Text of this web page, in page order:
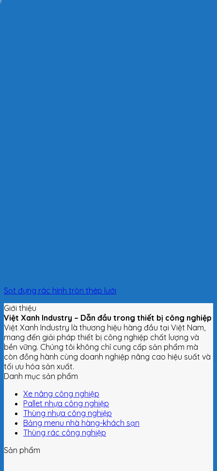
Sọt đựng rác hình tròn thép lưới
Giới thiệu
Việt Xanh Industry – Dẫn đầu trong thiết bị công nghiệp
Việt Xanh Industry là thương hiệu hàng đầu tại Việt Nam,
mang đến giải pháp thiết bị công nghiệp chất lượng và
bền vững. Chúng tôi không chỉ cung cấp sản phẩm mà
còn đồng hành cùng doanh nghiệp nâng cao hiệu suất và
tối ưu hóa sản xuất.
Danh mục sản phẩm
Xe nâng công nghiệp
Pallet nhựa công nghiệp
Thùng nhựa công nghiệp
Bảng menu nhà hàng-khách sạn
Thùng rác công nghiệp
Sản phẩm